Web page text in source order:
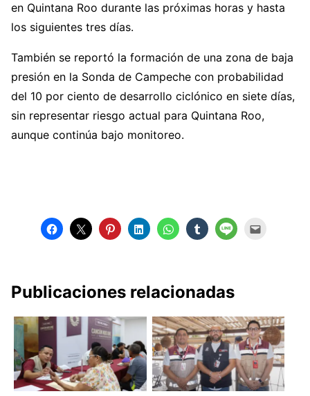
en Quintana Roo durante las próximas horas y hasta
los siguientes tres días.
También se reportó la formación de una zona de baja
presión en la Sonda de Campeche con probabilidad
del 10 por ciento de desarrollo ciclónico en siete días,
sin representar riesgo actual para Quintana Roo,
aunque continúa bajo monitoreo.
Publicaciones relacionadas